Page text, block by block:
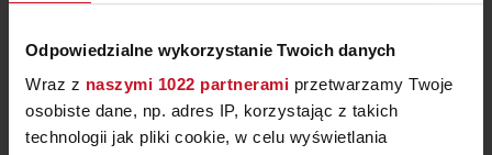
Odpowiedzialne wykorzystanie Twoich danych
Wraz z naszymi 1022 partnerami przetwarzamy Twoje
osobiste dane, np. adres IP, korzystając z takich
technologii jak pliki cookie, w celu wyświetlania
RĘKAWICA KUCHENNA ECRU-
SZARA LUKARNA